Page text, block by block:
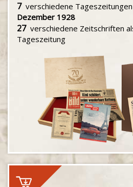
7verschiedene Tageszeitungen
Dezember 1928
27verschiedene Zeitschriften
Tageszeitung